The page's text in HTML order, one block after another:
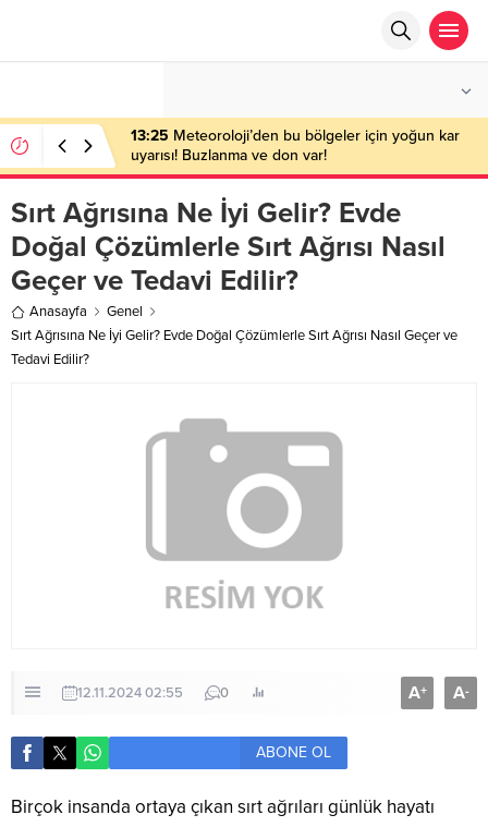
13:25 Meteoroloji’den bu bölgeler için yoğun kar
uyarısı! Buzlanma ve don var!
Sırt Ağrısına Ne İyi Gelir? Evde
Doğal Çözümlerle Sırt Ağrısı Nasıl
Geçer ve Tedavi Edilir?
Anasayfa
Genel
Sırt Ağrısına Ne İyi Gelir? Evde Doğal Çözümlerle Sırt Ağrısı Nasıl Geçer ve
Tedavi Edilir?
12.11.2024 02:55 0 A+ A-
ABONE OL
Birçok insanda ortaya çıkan sırt ağrıları günlük hayatı